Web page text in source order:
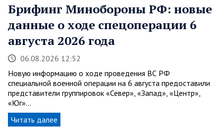
Брифинг Минобороны РФ: новые
данные о ходе спецоперации 6
августа 2026 года
06.08.2026 12:52
Новую информацию о ходе проведения ВС РФ
специальной военной операции на 6 августа предоставили
представители группировок «Север», «Запад», «Центр»,
«Юг»…
Читать далее